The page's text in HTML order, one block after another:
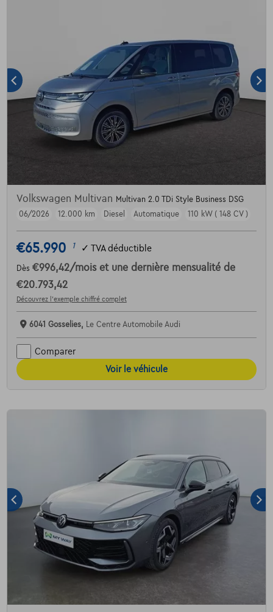
Volkswagen Multivan Multivan 2.0 TDi Style Business DSG
06/2026
12.000 km Diesel Automatique 110 kW ( 148 CV )
€65.990 1 ✓ TVA déductible
Dès €996,42/mois et une dernière mensualité de
€20.793,42
Découvrez l’exemple chiffré complet
6041 Gosselies, Le Centre Automobile Audi
Comparer
Voir le véhicule